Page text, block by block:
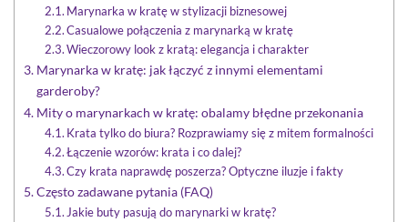
Marynarka w kratę w stylizacji biznesowej
Casualowe połączenia z marynarką w kratę
Wieczorowy look z kratą: elegancja i charakter
Marynarka w kratę: jak łączyć z innymi elementami
garderoby?
Mity o marynarkach w kratę: obalamy błędne przekonania
Krata tylko do biura? Rozprawiamy się z mitem formalności
Łączenie wzorów: krata i co dalej?
Czy krata naprawdę poszerza? Optyczne iluzje i fakty
Często zadawane pytania (FAQ)
Jakie buty pasują do marynarki w kratę?